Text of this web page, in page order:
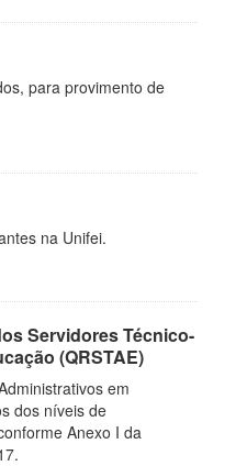
para provimento de
na Unifei.
Servidores Técnico-
(QRSTAE)
em
dos níveis de
Anexo I da